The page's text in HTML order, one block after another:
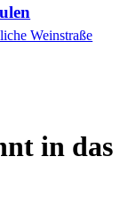
Weinstraße
in das